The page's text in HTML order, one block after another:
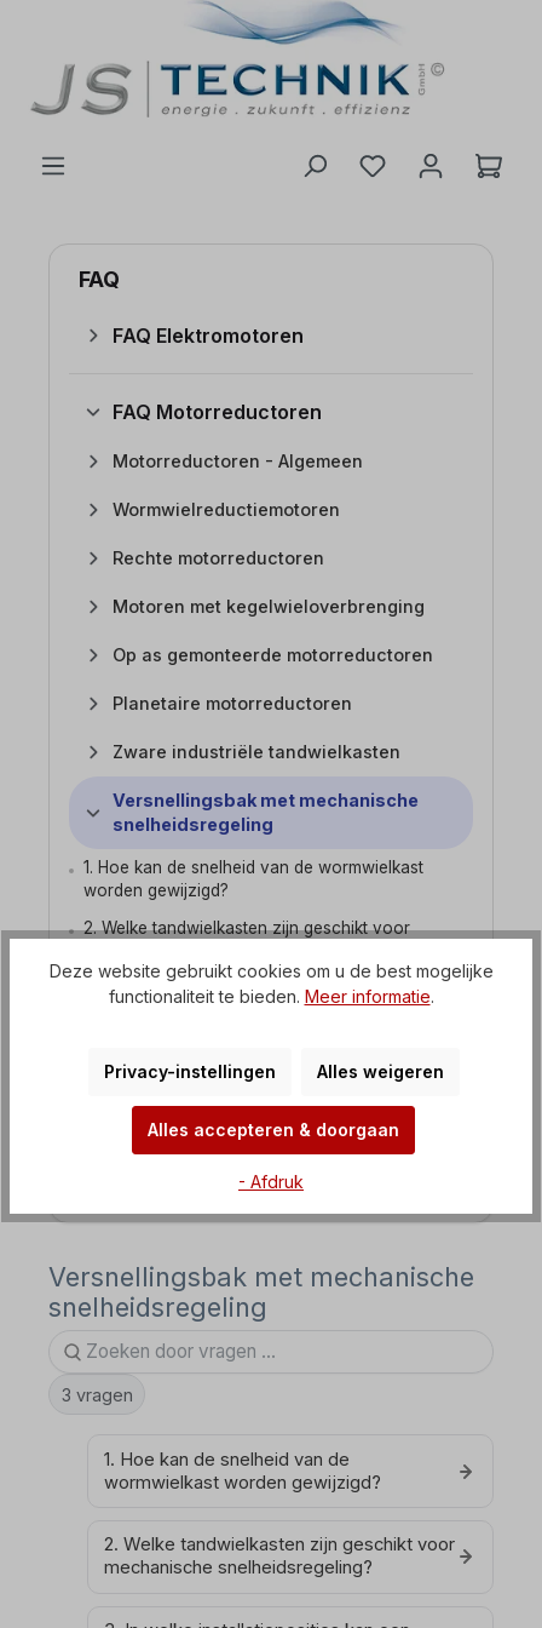
FAQ
FAQ Elektromotoren
FAQ Motorreductoren
Motorreductoren - Algemeen
Wormwielreductiemotoren
Rechte motorreductoren
Motoren met kegelwieloverbrenging
Op as gemonteerde motorreductoren
Planetaire motorreductoren
Zware industriële tandwielkasten
Versnellingsbak met mechanische
snelheidsregeling
1. Hoe kan de snelheid van de wormwielkast
worden gewijzigd?
2. Welke tandwielkasten zijn geschikt voor
3. In welke installatieposities kan een
motorreductor met variabele snelheid worden
Motorreductoren met
frequentieregelaar
FAQ Frequentieomvormers
Versnellingsbak met mechanische
snelheidsregeling
3 vragen
1. Hoe kan de snelheid van de
wormwielkast worden gewijzigd?
2. Welke tandwielkasten zijn geschikt voor
mechanische snelheidsregeling?
Deze website gebruikt cookies om u de best mogelijke
functionaliteit te bieden. Meer informatie.
Privacy-instellingen Alles weigeren
Alles accepteren & doorgaan
- Afdruk